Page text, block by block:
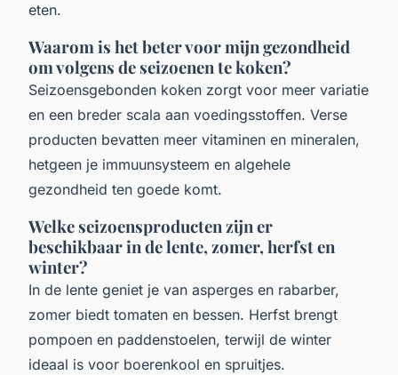
eten.
Waarom is het beter voor mijn gezondheid
om volgens de seizoenen te koken?
Seizoensgebonden koken zorgt voor meer variatie
en een breder scala aan voedingsstoffen. Verse
producten bevatten meer vitaminen en mineralen,
hetgeen je immuunsysteem en algehele
gezondheid ten goede komt.
Welke seizoensproducten zijn er
beschikbaar in de lente, zomer, herfst en
winter?
In de lente geniet je van asperges en rabarber,
zomer biedt tomaten en bessen. Herfst brengt
pompoen en paddenstoelen, terwijl de winter
ideaal is voor boerenkool en spruitjes.